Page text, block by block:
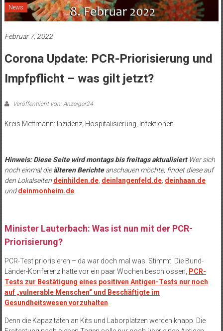
News
Februar 7, 2022
Corona Update: PCR-Priorisierung und
Impfpflicht – was gilt jetzt?
Veröffentlicht von: Anzeiger24
Kreis Mettmann: Inzidenz, Hospitalisierung, Infektionen
Hinweis: Diese Seite wird montags bis freitags aktualisiert Wer sich
noch einmal dieälteren Berichteanschauen möchte, findet diese auf
den Lokalseiten deinhilden.de, deinlangenfeld.de, deinhaan.de
unddeinmonheim.de.
Minister Lauterbach: Was ist nun mit der PCR-
Priorisierung?
PCR-Test priorisieren – da war doch mal was. Stimmt. Die Bund-
Länder-Konferenz hatte vor ein paar Wochen beschlossen, PCR-
Tests zur Bestätigung eines positiven Antigen-Tests nur noch
auf „vulnerable Menschen“ und Beschäftigte im
Gesundheitswesen vorzuhalten
Denn die Kapazitäten an Kits und Laborplätzen werden knapp. Die